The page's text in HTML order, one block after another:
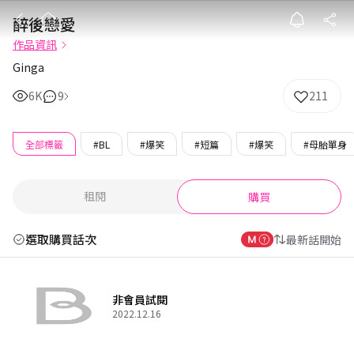
醉後戀愛
醉後戀愛
作品資訊
Ginga
6K
9 211
全部標籤 #BL #爆笑 #短篇 #爆笑 #母胎單身
租閱 購買
選取購買話次 最新話開始
非會員試閱
2022.12.16